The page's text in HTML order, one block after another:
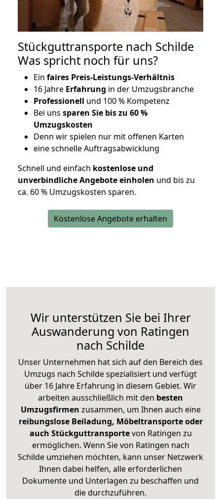
Stückguttransporte nach Schilde
Was spricht noch für uns?
Ein faires Preis-Leistungs-Verhältnis
16 Jahre Erfahrung in der Umzugsbranche
Professionell und 100 % Kompetenz
Bei uns sparen Sie bis zu 60 %
Umzugskosten
Denn wir spielen nur mit offenen Karten
eine schnelle Auftragsabwicklung
Schnell und einfach kostenlose und
unverbindliche Angebote einholen und bis zu
ca. 60 % Umzugskosten sparen.
Kostenlose Angebote erhalten
Wir unterstützen Sie bei Ihrer
Auswanderung von Ratingen
nach Schilde
Unser Unternehmen hat sich auf den Bereich des
Umzugs nach Schilde spezialisiert und verfügt
über 16 Jahre Erfahrung in diesem Gebiet. Wir
arbeiten ausschließlich mit den besten
Umzugsfirmen zusammen, um Ihnen auch eine
reibungslose Beiladung, Möbeltransporte oder
auch Stückguttransportevon Ratingen zu
ermöglichen. Wenn Sie von Ratingen nach
Schilde umziehen möchten, kann unser Netzwerk
Ihnen dabei helfen, alle erforderlichen
Dokumente und Unterlagen zu beschaffen und
die durchzuführen.